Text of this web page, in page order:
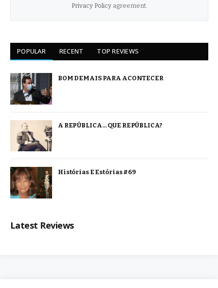
Privacy Policyagreement.
POPULAR RECENT TOP REVIEWS
BOM DEMAIS PARA ACONTECER
A REPÚBLICA… QUE REPÚBLICA?
Histórias E Estórias #69
Latest Reviews